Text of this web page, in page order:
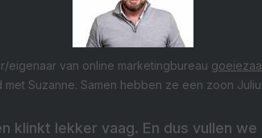
eigenaar van online marketingbureau
Suzanne. Samen hebben ze een zoon
klinkt lekker vaag. En dus vullen